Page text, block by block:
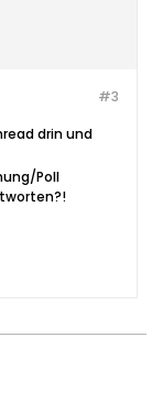
#3
drin und
Poll